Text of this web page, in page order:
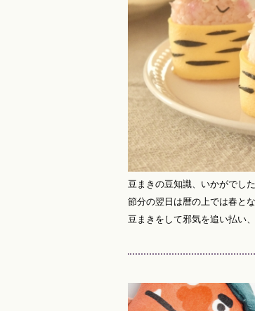
豆まきの豆知識、いかがでし
節分の翌日は暦の上では春と
豆まきをして邪気を追い払い